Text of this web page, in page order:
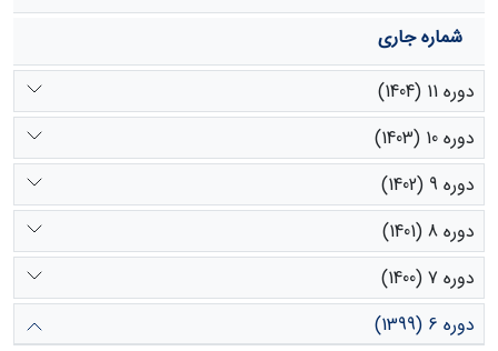
شماره جاری
دوره 11 (1404)
دوره 10 (1403)
دوره 9 (1402)
دوره 8 (1401)
دوره 7 (1400)
دوره 6 (1399)